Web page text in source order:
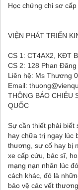
Học chứng chỉ sơ
VIỆN PHÁT TRIỂN
CS 1: CT4AX2, KĐT
CS 2: 128 Phan
Liên hệ: Ms Thương
Email:
THÔNG BÁO CHIÊU
QUỐC
Sự cần thiết phải
hay chữa trị ngay lúc
thương, sự cố hay bị
xe cấp cứu, bác sĩ,
mạng nạn nhân lúc
cách khác, đó là
bảo vệ các vết